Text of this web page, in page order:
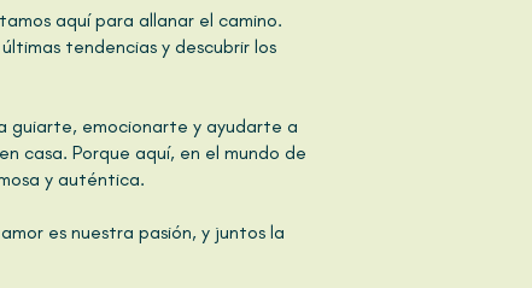
aquí para allanar el camino.
tendencias y descubrir los
guiarte, emocionarte y ayudarte a
casa. Porque aquí, en el mundo de
y auténtica.
es nuestra pasión, y juntos la